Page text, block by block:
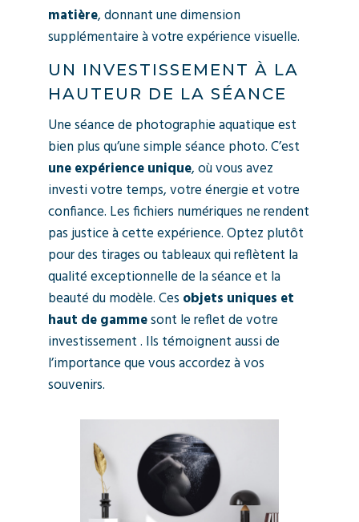
matière, donnant une dimension
supplémentaire à votre expérience visuelle.
UN INVESTISSEMENT À LA
HAUTEUR DE LA SÉANCE
Une séance de photographie aquatique est
bien plus qu’une simple séance photo. C’est
une expérience unique, où vous avez
investi votre temps, votre énergie et votre
confiance. Les fichiers numériques ne rendent
pas justice à cette expérience. Optez plutôt
pour des tirages ou tableaux qui reflètent la
qualité exceptionnelle de la séance et la
beauté du modèle. Ces objets uniques et
haut de gammesont le reflet de votre
investissement . Ils témoignent aussi de
l’importance que vous accordez à vos
souvenirs.